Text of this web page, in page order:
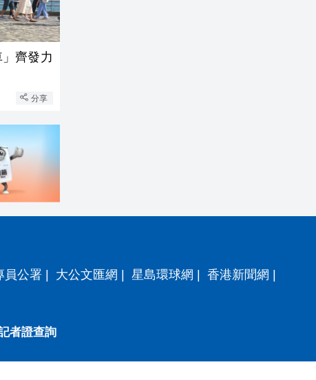
」齊發力
分享
員公署 大公文匯網 星島環球網 香港新聞網
者證查詢